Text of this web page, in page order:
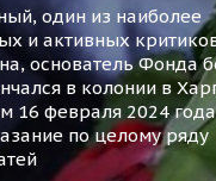
один из наиболее
и активных
основатель Фонда
в колонии в
16 февраля 2024
по целому ряду